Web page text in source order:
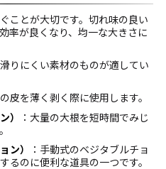
ことが大切です。切れ味の良い
率が良くなり、均一な大きさに
りにくい素材のものが適してい
皮を薄く剥く際に使用します。
）
：大量の大根を短時間でみじ
ン）
：手動式のベジタブルチョ
るのに便利な道具の一つです。